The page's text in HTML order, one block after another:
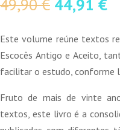
49,90€
original
era:
49,90 €.
44,91 €
é:
Este volume reúne textos
Escocês Antigo e Aceito,
facilitar o estudo, conforme
Fruto de mais de vinte
textos, este livro é a